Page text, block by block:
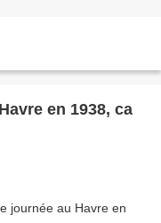
en 1938, ca